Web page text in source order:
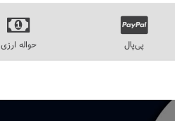
پی‌پال حواله ارزی